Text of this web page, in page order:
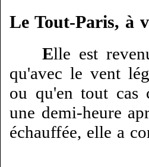
Le Tout-Paris, à
Elle est
qu'avec le vent
ou qu'en tout cas
une demi-heure
échauffée, elle a